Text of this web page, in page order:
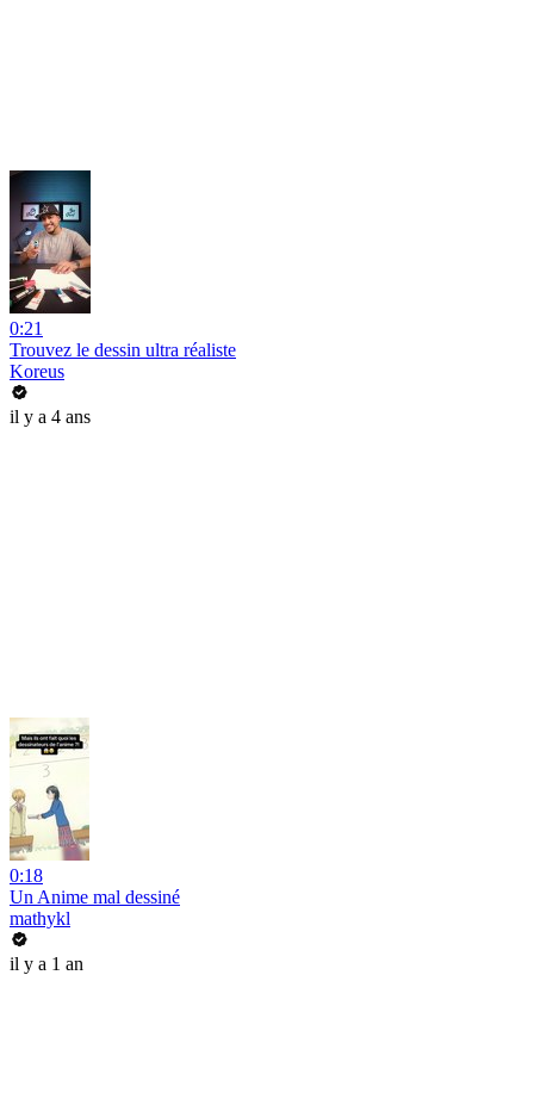
0:21
Trouvez le dessin ultra réaliste
Koreus
il y a 4 ans
0:18
Un Anime mal dessiné
mathykl
il y a 1 an